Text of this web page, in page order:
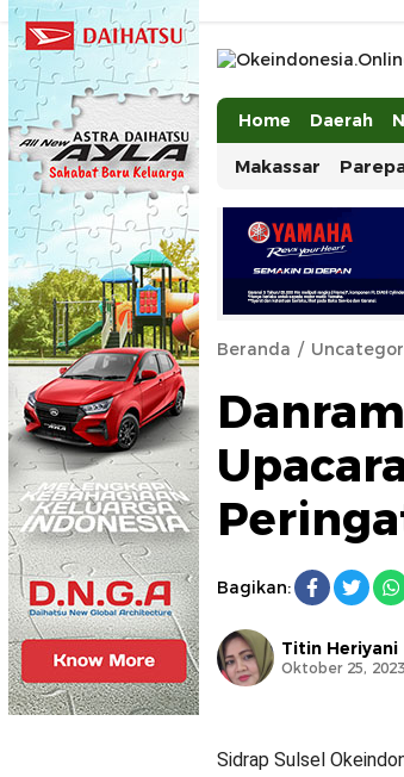
Okeindonesia.Online
Mengonlinekan
Home
Daerah
Makassar
Beranda
Bagikan:
Titin Heriyani
Oktober 25,
Sidrap Sulsel